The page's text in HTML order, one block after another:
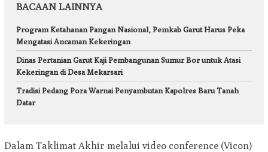
BACAAN LAINNYA
Program Ketahanan Pangan Nasional, Pemkab Garut Harus Peka
Mengatasi Ancaman Kekeringan
Dinas Pertanian Garut Kaji Pembangunan Sumur Bor untuk Atasi
Kekeringan di Desa Mekarsari
Tradisi Pedang Pora Warnai Penyambutan Kapolres Baru Tanah
Datar
Dalam Taklimat Akhir melalui video conference (Vicon)